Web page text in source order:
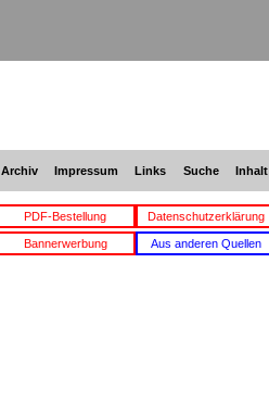
Archiv Impressum Links Suche Inhalt
PDF-Bestellung Datenschutzerklärung
Bannerwerbung Aus anderen Quellen